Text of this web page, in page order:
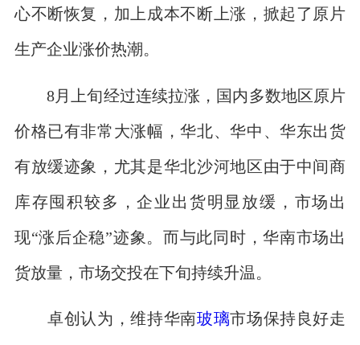
心不断恢复，加上成本不断上涨，掀起了原片
生产企业涨价热潮。
8月上旬经过连续拉涨，国内多数地区原片
价格已有非常大涨幅，华北、华中、华东出货
有放缓迹象，尤其是华北沙河地区由于中间商
库存囤积较多，企业出货明显放缓，市场出
现“涨后企稳”迹象。而与此同时，华南市场出
货放量，市场交投在下旬持续升温。
卓创认为，维持华南玻璃市场保持良好走